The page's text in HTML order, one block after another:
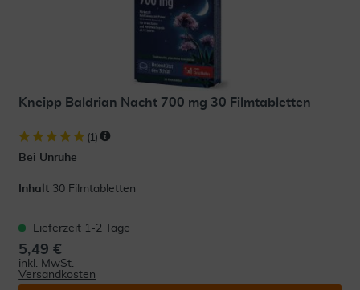
Kneipp Baldrian Nacht 700 mg 30 Filmtabletten
(1)
Bei Unruhe
Inhalt 30 Filmtabletten
Lieferzeit 1-2 Tage
5,49 €
inkl. MwSt.
Versandkosten